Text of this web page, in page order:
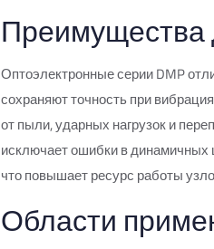
Преимущества
Оптоэлектронные серии DMP
сохраняют точность при
от пыли, ударных нагрузок и
исключает ошибки в динамичных
что повышает ресурс работы
Области